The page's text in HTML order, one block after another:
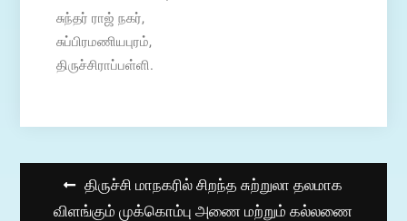
சுந்தர் ராஜ் நகர்,
சுப்பிரமணியபுரம்,
திருச்சிராப்பள்ளி.
navigation
திருச்சி மாநகரில் சிறந்த சுற்றுலா தலமாக
விளங்கும் முக்கொம்பு அணை மற்றும் கல்லணை